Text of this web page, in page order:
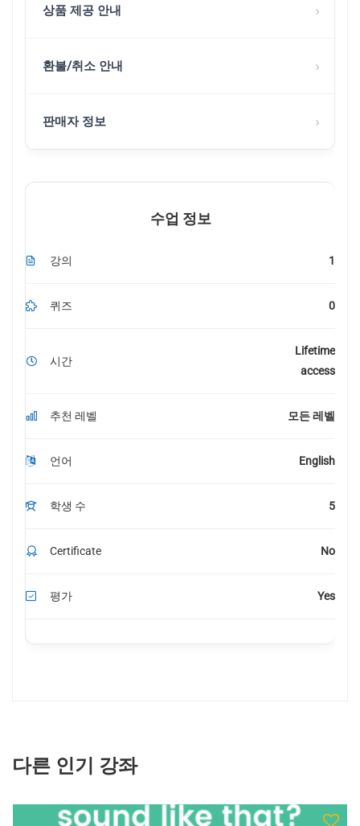
상품 제공 안내 ›
환불/취소 안내 ›
판매자 정보 ›
수업 정보
강의 1
퀴즈 0
시간
Lifetime
access
추천 레벨 모든 레벨
언어 English
학생 수 5
Certificate No
평가 Yes
다른 인기 강좌